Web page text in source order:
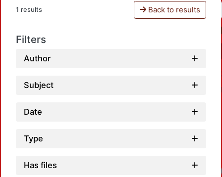
1 results Back to results
Filters
Author
Subject
Date
Type
Has files